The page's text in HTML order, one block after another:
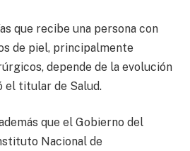
que recibe una persona con
de piel, principalmente
depende de la evolución
el titular de Salud.
que el Gobierno del
Nacional de